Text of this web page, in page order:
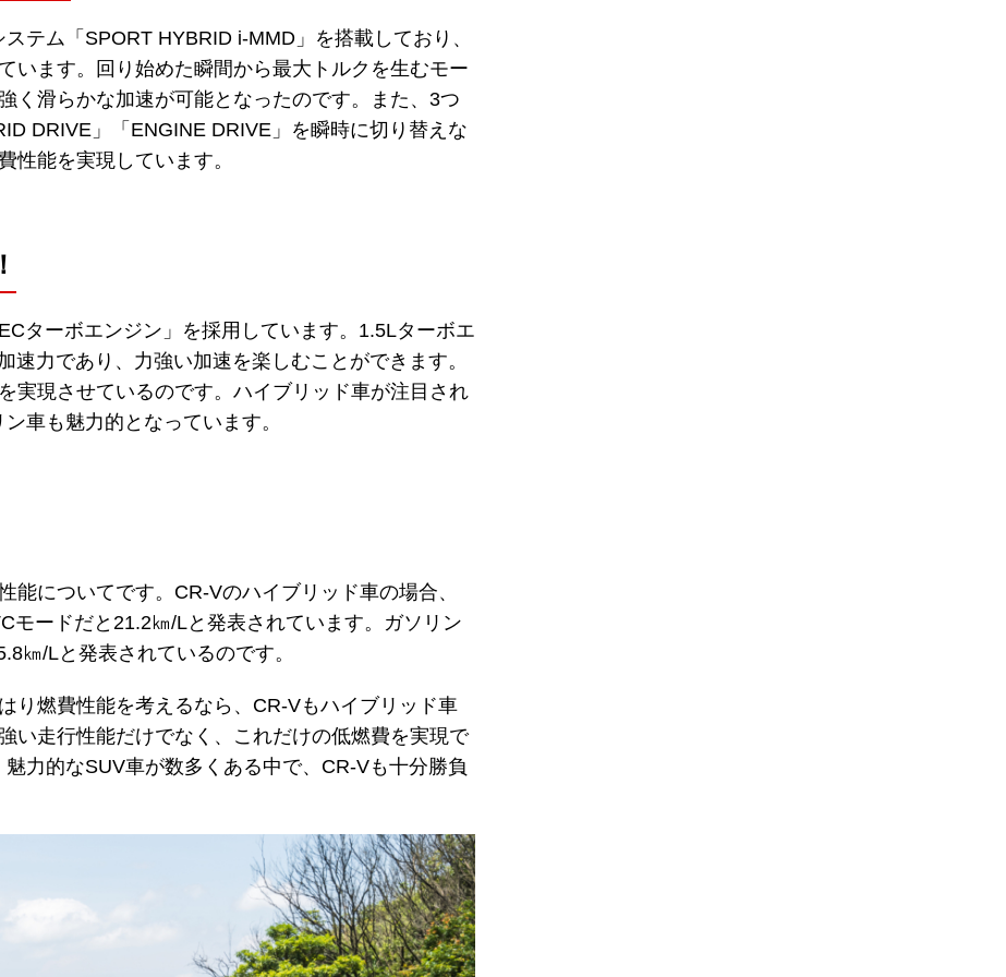
テム「SPORT HYBRID i-MMD」を搭載しており、
います。回り始めた瞬間から最大トルクを生むモー
く滑らかな加速が可能となったのです。また、3つ
DRIVE」「ENGINE DRIVE」を瞬時に切り替えな
性能を実現しています。
ターボエンジン」を採用しています。1.5Lターボエ
速力であり、力強い加速を楽しむことができます。
実現させているのです。ハイブリッド車が注目され
車も魅力的となっています。
能についてです。CR-Vのハイブリッド車の場合、
モードだと21.2㎞/Lと発表されています。ガソリン
㎞/Lと発表されているのです。
り燃費性能を考えるなら、CR-Vもハイブリッド車
い走行性能だけでなく、これだけの低燃費を実現で
力的なSUV車が数多くある中で、CR-Vも十分勝負